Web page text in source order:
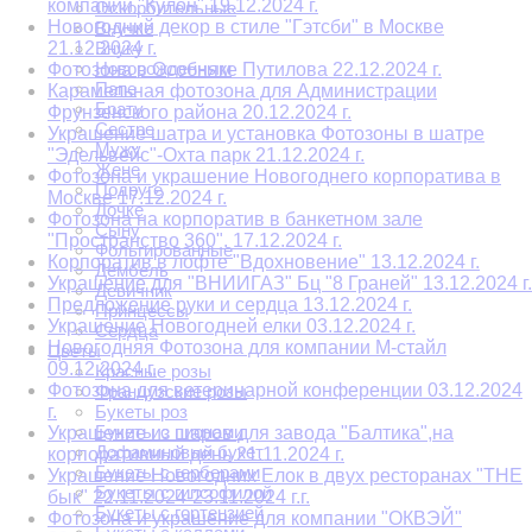
Оскорбительные
Внучке
Внуку
Новорожденным
Папе
Брату
Сестре
Мужу
Жене
Подруге
Дочке
Сыну
Фольгированные
Дембель
Девичник
Принцессы
Сердца
Цветы
Красные розы
Французские розы
Букеты роз
Букеты с пионами
Дофаминовый букет
Букеты с герберами
Букеты с гипсофилой
Букеты с гортензией
компании "Кулон" 19.12.2024 г.
Новогодний декор в стиле "Гэтсби" в Москве
21.12.2024 г.
Фотозона в Особняке Путилова 22.12.2024 г.
Карамельная фотозона для Администрации
Фрунзенского района 20.12.2024 г.
Украшение шатра и установка Фотозоны в шатре
"Эдельвейс"-Охта парк 21.12.2024 г.
Фотозона и украшение Новогоднего корпоратива в
Москве 17.12.2024 г.
Фотозона на корпоратив в банкетном зале
"Пространство 360". 17.12.2024 г.
Корпоратив в лофте "Вдохновение" 13.12.2024 г.
Украшение для "ВНИИГАЗ" Бц "8 Граней" 13.12.2024 г.
Предложение руки и сердца 13.12.2024 г.
Украшение Новогодней елки 03.12.2024 г.
Новогодняя Фотозона для компании М-стайл
09.12.2024 г.
Фотозона для ветеринарной конференции 03.12.2024
г.
Украшение из шаров для завода "Балтика",на
корпоративный день 21.11.2024 г.
Украшение Новогодних Елок в двух ресторанах "THE
бык" 22.11.2024-23.11.2024 г.г.
Фотозона и украшение для компании "ОКВЭЙ"